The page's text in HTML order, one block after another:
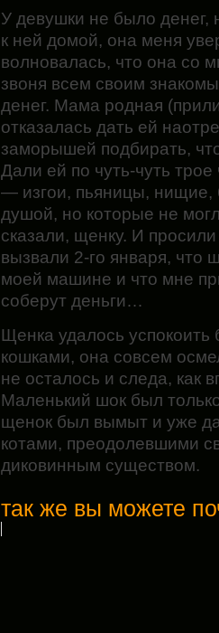
У девушки не было денег,
к ней домой, она меня
волновалась, что она со
звоня всем своим
денег. Мама родная
отказалась дать ей
заморышей подбирать,
Дали ей по чуть-чуть
— изгои, пьяницы, нищие,
душой, но которые не
сказали, щенку. И
вызвали 2-го января, что
моей машине и что мне
соберут деньги…
Щенка удалось успокоить
кошками, она совсем
не осталось и следа, как
Маленький шок был
щенок был вымыт и уже
котами, преодолевшими
диковинным существом.
так же вы можете